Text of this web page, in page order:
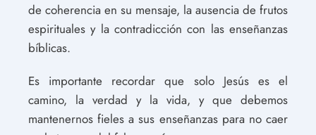
de coherencia en su mensaje, la ausencia de frutos
espirituales y la contradicción con las enseñanzas
bíblicas.
Es importante recordar que solo Jesús es el
camino, la verdad y la vida, y que debemos
mantenernos fieles a sus enseñanzas para no caer